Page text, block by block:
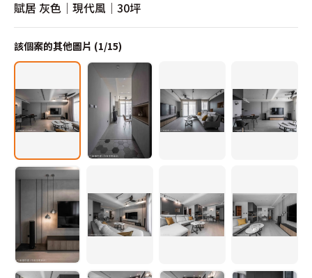
賦居 灰色│現代風│30坪
該個案的其他圖片 (1/15)